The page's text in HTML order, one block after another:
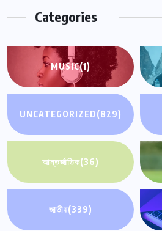
Categories
MUSIC(1)
UNCATEGORIZED(829)
আন্তর্জাতিক(36)
জাতীয়(339)